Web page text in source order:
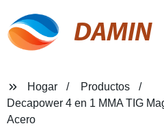
DAMIN
Hogar
Productos
Decapower 4 en 1 MMA TIG
Acero